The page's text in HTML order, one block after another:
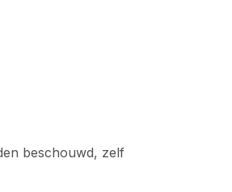
beschouwd, zelf